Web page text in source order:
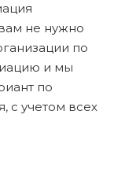
не нужно
по
и мы
по
с учетом всех